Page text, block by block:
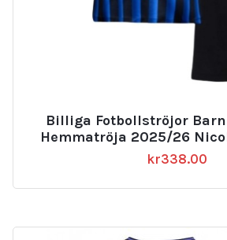
Billiga Fotbollströjor
Hemmatröja 2025/26
kr338.00